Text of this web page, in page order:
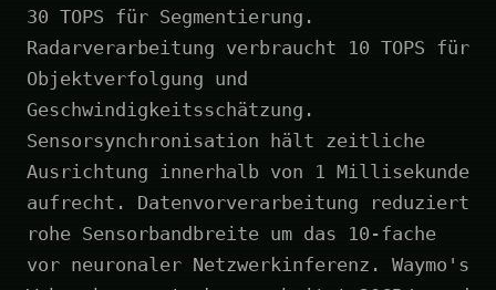
30 TOPS für Segmentierung.
Radarverarbeitung verbraucht 10 TOPS für
Objektverfolgung und
Geschwindigkeitsschätzung.
Sensorsynchronisation hält zeitliche
Ausrichtung innerhalb von 1 Millisekunde
aufrecht. Datenvorverarbeitung reduziert
rohe Sensorbandbreite um das 10-fache
vor neuronaler Netzwerkinferenz. Waymo's